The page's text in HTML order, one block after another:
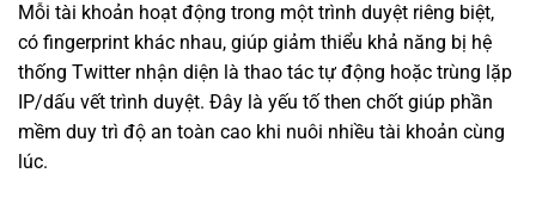
Mỗi tài khoản hoạt động trong một trình duyệt riêng biệt,
có fingerprint khác nhau, giúp giảm thiểu khả năng bị hệ
thống Twitter nhận diện là thao tác tự động hoặc trùng lặp
IP/dấu vết trình duyệt. Đây là yếu tố then chốt giúp phần
mềm duy trì độ an toàn cao khi nuôi nhiều tài khoản cùng
lúc.